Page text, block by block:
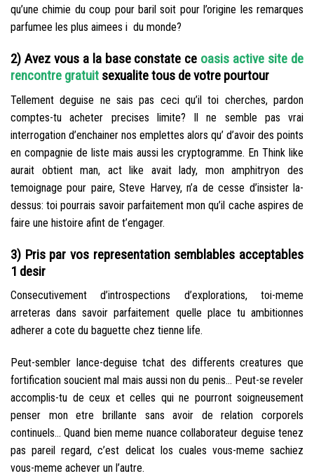
qu’une chimie du coup pour baril soit pour l’origine les remarques
parfumee les plus aimees i du monde?
2) Avez vous a la base constate ce oasis active site de
rencontre gratuit sexualite tous de votre pourtour
Tellement deguise ne sais pas ceci qu’il toi cherches, pardon
comptes-tu acheter precises limite? Il ne semble pas vrai
interrogation d’enchainer nos emplettes alors qu’ d’avoir des points
en compagnie de liste mais aussi les cryptogramme. En Think like
aurait obtient man, act like avait lady, mon amphitryon des
temoignage pour paire, Steve Harvey, n’a de cesse d’insister la-
dessus: toi pourrais savoir parfaitement mon qu’il cache aspires de
faire une histoire afint de t’engager.
3) Pris par vos representation semblables acceptables
1 desir
Consecutivement d’introspections d’explorations, toi-meme
arreteras dans savoir parfaitement quelle place tu ambitionnes
adherer a cote du baguette chez tienne life.
Peut-sembler lance-deguise tchat des differents creatures que
fortification soucient mal mais aussi non du penis… Peut-se reveler
accomplis-tu de ceux et celles qui ne pourront soigneusement
penser mon etre brillante sans avoir de relation corporels
continuels… Quand bien meme nuance collaborateur deguise tenez
pas pareil regard, c’est delicat los cuales vous-meme sachiez
vous-meme achever un l’autre.